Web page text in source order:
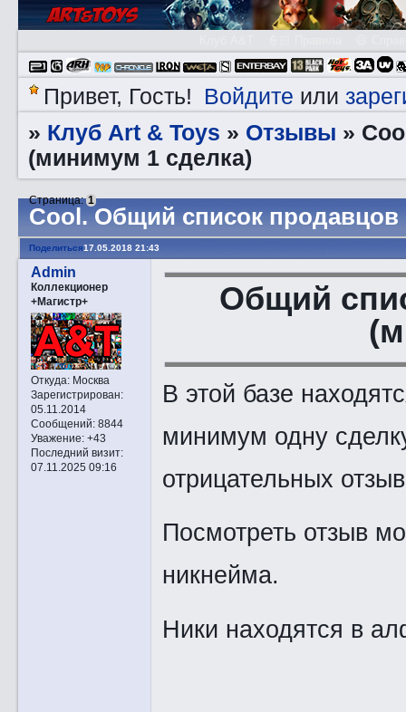
Привет, Гость! Войдите или
» Клуб Art & Toys » Отзывы »
(минимум 1 сделка)
Cоol. Общий список
Страница:1
Поделиться17.05.2018 21:43
Admin
Коллекционер
+Магистр+
Откуда:Москва
Зарегистрирован:
05.11.2014
Сообщений:8844
Уважение: +43
Последний визит:
07.11.2025 09:16
Общий
В этой базе
минимум одну
отрицательных
Посмотреть отзыв
никнейма.
Ники находятся в